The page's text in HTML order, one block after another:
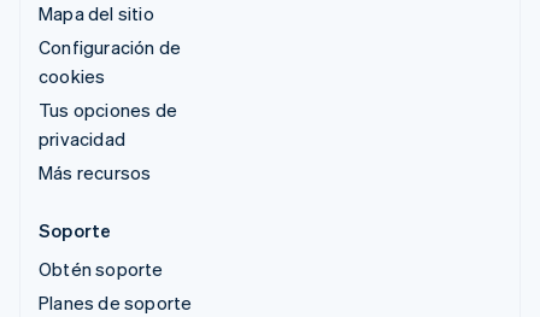
Mapa del sitio
Configuración de
cookies
Tus opciones de
privacidad
Más recursos
Soporte
Obtén soporte
Planes de soporte